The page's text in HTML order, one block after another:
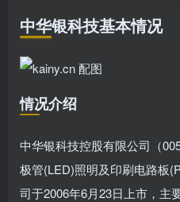
中华银科技基本情况
情况介绍
中华银科技控股有限公司（
极管(LED)照明及印刷电路板
司于2006年6月23日上市，主